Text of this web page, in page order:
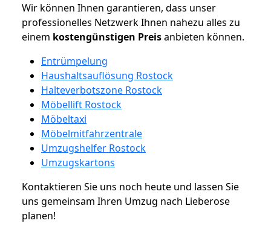
Wir können Ihnen garantieren, dass unser
professionelles Netzwerk Ihnen nahezu alles zu
einem kostengünstigen Preisanbieten können.
Entrümpelung
Haushaltsauflösung Rostock
Halteverbotszone Rostock
Möbellift Rostock
Möbeltaxi
Möbelmitfahrzentrale
Umzugshelfer Rostock
Umzugskartons
Kontaktieren Sie uns noch heute und lassen Sie
uns gemeinsam Ihren Umzug nach Lieberose
planen!